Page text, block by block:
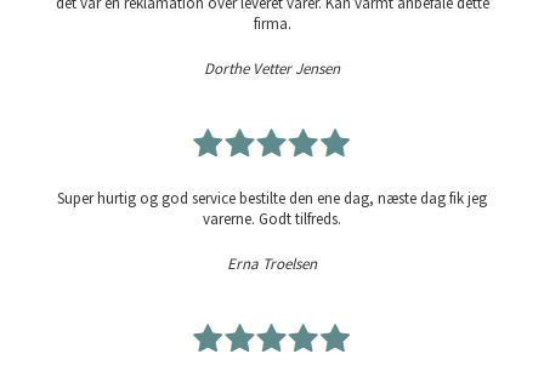
firma.
Dorthe Vetter Jensen
Super hurtig og god service bestilte den ene dag, næste dag fik jeg
varerne. Godt tilfreds.
Erna Troelsen